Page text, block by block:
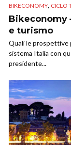
BIKECONOMY, CICLO
Bikeconomy
e turismo
Quali le prospettive
sistema Italia con
presidente...